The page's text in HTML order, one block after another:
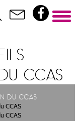
CCAS
du CCAS
CCAS
CCAS